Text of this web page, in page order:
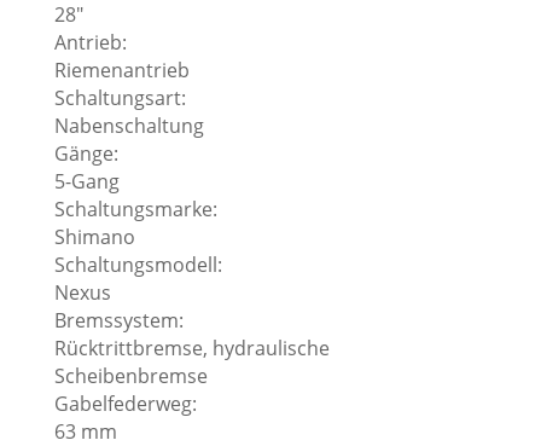
28″
Antrieb:
Riemenantrieb
Schaltungsart:
Nabenschaltung
Gänge:
5-Gang
Schaltungsmarke:
Shimano
Schaltungsmodell:
Nexus
Bremssystem:
Rücktrittbremse, hydraulische
Scheibenbremse
Gabelfederweg:
63 mm